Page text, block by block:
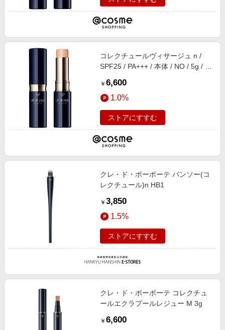
コレクチュールヴィサージュ n /
SPF25 / PA+++ / 本体 / NO / 5g / 天
￥ 6,600
1.0%
ストアにすすむ
クレ・ド・ポーボーテ パンソー(コ
レクチュール)n HB1
￥ 3,850
1.5%
ストアにすすむ
クレ・ド・ポーボーテ コレクチュ
ールエクラプールレジュー M 3g
￥ 6,600